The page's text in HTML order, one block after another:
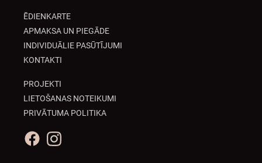
ĒDIENKARTE
APMAKSA UN PIEGĀDE
INDIVIDUĀLIE PASŪTĪJUMI
KONTAKTI
PROJEKTI
LIETOŠANAS NOTEIKUMI
PRIVĀTUMA POLITIKA